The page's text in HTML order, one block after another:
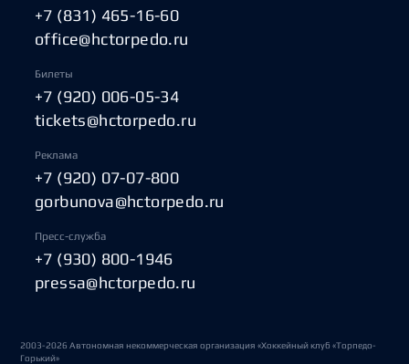
+7 (831) 465-16-60
office@hctorpedo.ru
Билеты
+7 (920) 006-05-34
tickets@hctorpedo.ru
Реклама
+7 (920) 07-07-800
gorbunova@hctorpedo.ru
Пресс-служба
+7 (930) 800-1946
pressa@hctorpedo.ru
2003-2026 Автономная некоммерческая организация «Хоккейный клуб «Торпедо-
Горький»